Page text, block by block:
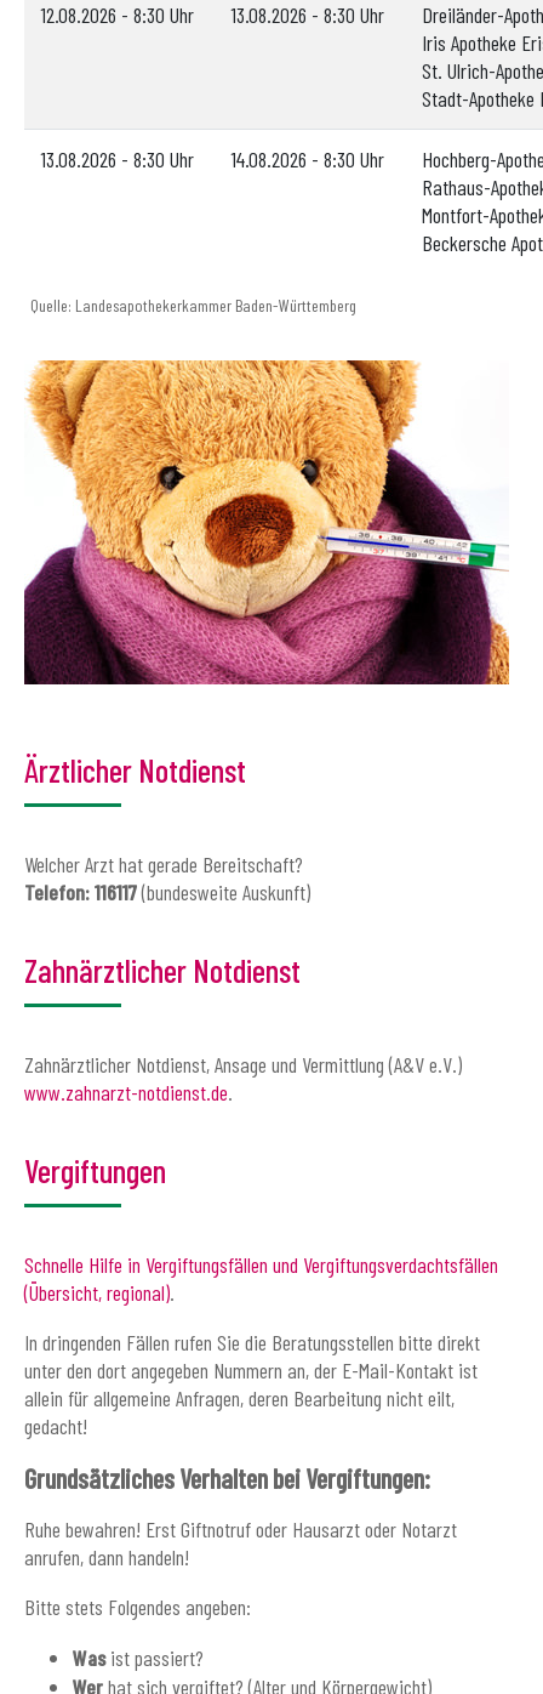
12.08.2026 - 8:30 Uhr 13.08.2026 - 8:30 Uhr
Dreiländer-
Iris Apotheke
St. Ulrich-
Stadt-Apotheke
13.08.2026 - 8:30 Uhr 14.08.2026 - 8:30 Uhr
Hochberg-
Rathaus-
Montfort-
Beckersche
Quelle: Landesapothekerkammer Baden-Württemberg
Ärztlicher Notdienst
Welcher Arzt hat gerade Bereitschaft?
Telefon: 116117(bundesweite Auskunft)
Zahnärztlicher Notdienst
Zahnärztlicher Notdienst, Ansage und Vermittlung (A&V e.V.)
www.zahnarzt-notdienst.de.
Vergiftungen
Schnelle Hilfe in Vergiftungsfällen und Vergiftungsverdachtsfällen
(Übersicht, regional).
In dringenden Fällen rufen Sie die Beratungsstellen bitte direkt
unter den dort angegeben Nummern an, der E-Mail-Kontakt ist
allein für allgemeine Anfragen, deren Bearbeitung nicht eilt,
gedacht!
Grundsätzliches Verhalten bei Vergiftungen:
Ruhe bewahren! Erst Giftnotruf oder Hausarzt oder Notarzt
anrufen, dann handeln!
Bitte stets Folgendes angeben:
Wasist passiert?
Werhat sich vergiftet? (Alter und Körpergewicht)